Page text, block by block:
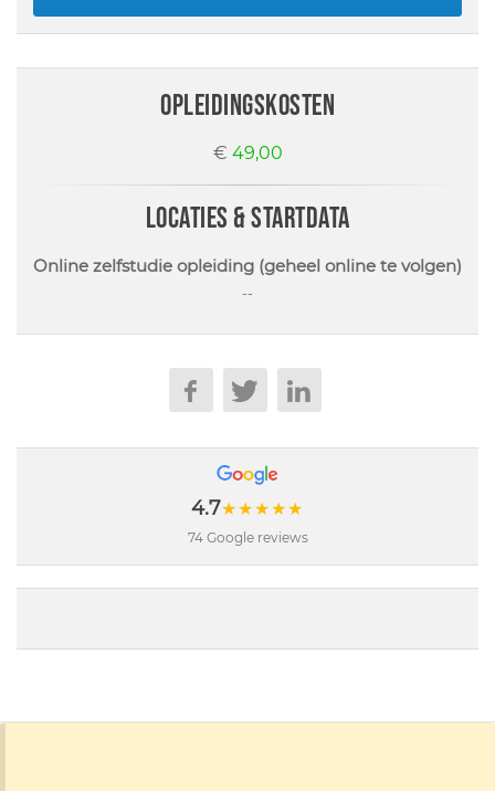
opleidingskosten
€ 49,00
locaties & startdata
Online zelfstudie opleiding (geheel online te volgen)
--
4.7★★★★★
74 Google reviews